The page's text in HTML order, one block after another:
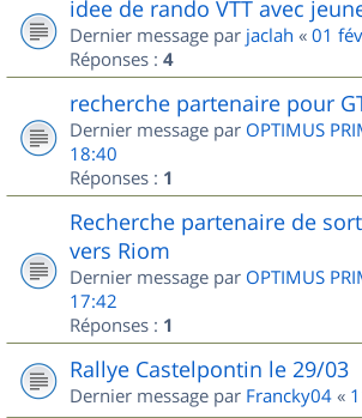
idee de rando VTT avec
Dernier message par jaclah « 01
Réponses : 4
recherche partenaire pour
Dernier message par OPTIMUS
18:40
Réponses : 1
Recherche partenaire de
vers Riom
Dernier message par OPTIMUS
17:42
Réponses : 1
Rallye Castelpontin le 29/03
Dernier message par Francky04 «